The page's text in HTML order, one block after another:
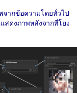
จากข้อความโดยทั่วไป
สดงภาพหลังจากที่โยง